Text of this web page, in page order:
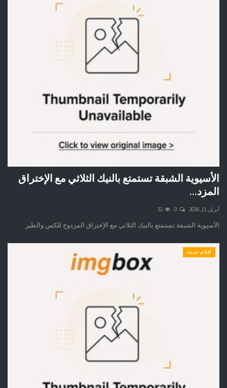
الأسيوية الشبقة تستمتع بالنيك الثلاثي مع الإختراق
المزد...
أبريل 11, 2026 0
32
الأسيوية الشبقة تستمتع بالنيك الثلاثي مع الإختراق المزدوج للكس والطيز
أفلام حديثة